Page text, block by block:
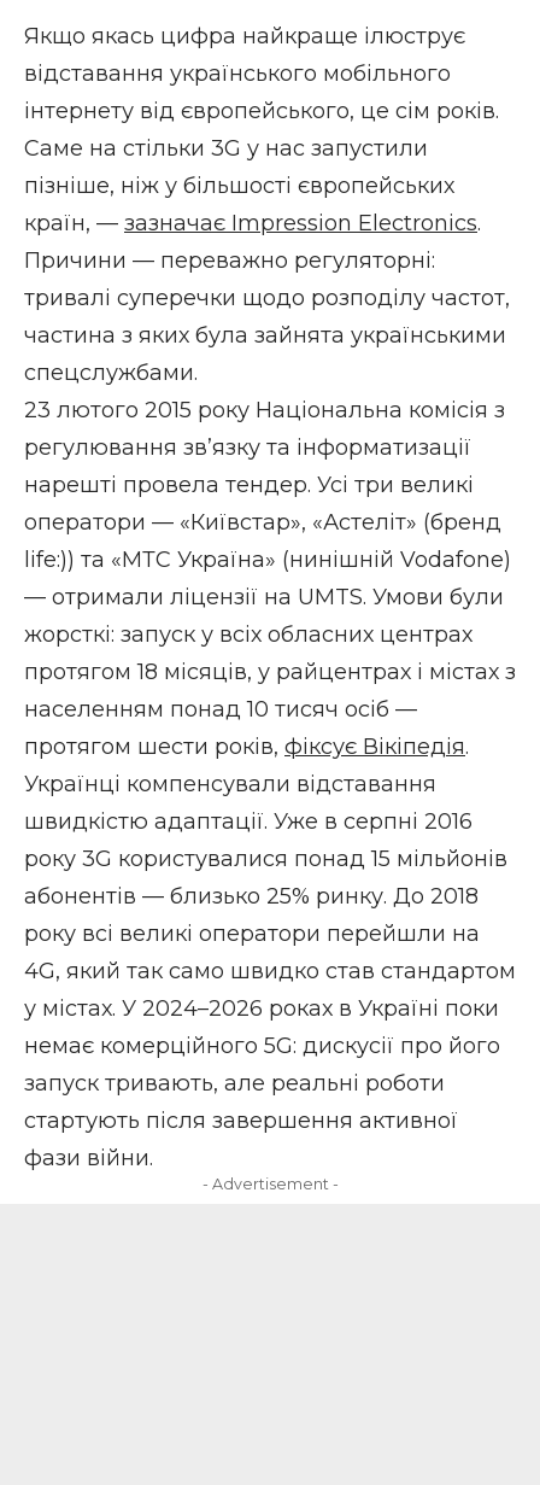
Якщо якась цифра найкраще ілюструє
відставання українського мобільного
інтернету від європейського, це сім років.
Саме на стільки 3G у нас запустили
пізніше, ніж у більшості європейських
країн, — зазначає Impression Electronics.
Причини — переважно регуляторні:
тривалі суперечки щодо розподілу частот,
частина з яких була зайнята українськими
спецслужбами.
23 лютого 2015 року Національна комісія з
регулювання зв’язку та інформатизації
нарешті провела тендер. Усі три великі
оператори — «Київстар», «Астеліт» (бренд
life:)) та «МТС Україна» (нинішній Vodafone)
— отримали ліцензії на UMTS. Умови були
жорсткі: запуск у всіх обласних центрах
протягом 18 місяців, у райцентрах і містах з
населенням понад 10 тисяч осіб —
протягом шести років, фіксує Вікіпедія.
Українці компенсували відставання
швидкістю адаптації. Уже в серпні 2016
року 3G користувалися понад 15 мільйонів
абонентів — близько 25% ринку. До 2018
року всі великі оператори перейшли на
4G, який так само швидко став стандартом
у містах. У 2024–2026 роках в Україні поки
немає комерційного 5G: дискусії про його
запуск тривають, але реальні роботи
стартують після завершення активної
фази війни.
- Advertisement -